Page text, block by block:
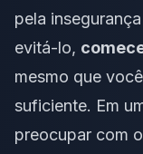
pela
evitá-lo,
mesmo que
suficiente. Em
preocupar com